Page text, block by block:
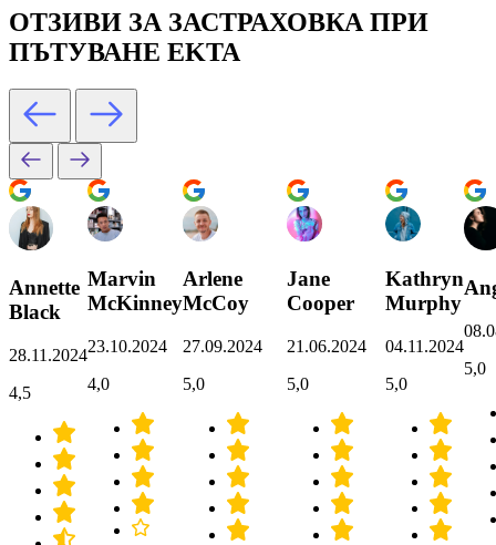
ОТЗИВИ ЗА ЗАСТРАХОВКА ПРИ
ПЪТУВАНЕ EKTA
Annette
Black
28.11.2024
4,5
Marvin
McKinney
23.10.2024
4,0
Arlene
McCoy
27.09.2024
5,0
Jane
Cooper
21.06.2024
5,0
Kathryn
Murphy
04.11.2024
5,0
5,0